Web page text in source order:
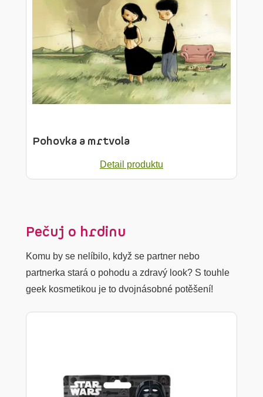
Pohovka a mrtvola
Detail produktu
Pečuj o hrdinu
Komu by se nelíbilo, když se partner nebo
partnerka stará o pohodu a zdravý look? S touhle
geek kosmetikou je to dvojnásobné potěšení!